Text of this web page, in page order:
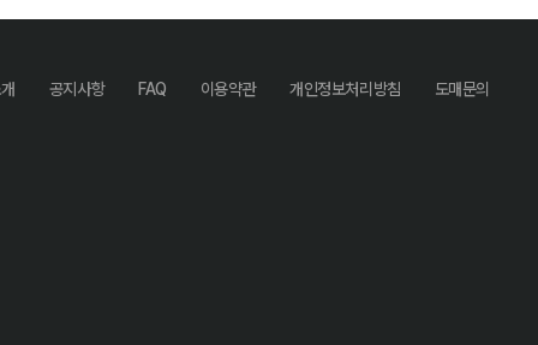
공지사항 FAQ 이용약관 개인정보처리방침 도매문의